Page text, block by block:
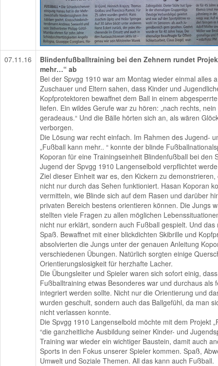
07.11.16
Blindenfußballtraining bei den Zehnern rundet
mehr…“ ab
Bei der Spvgg 1910 war am Montag wieder einmal alles
Zuschauer und Eltern sahen, dass Kinder und
Kopfprotektoren bewaffnet dem Ball in einem
liefen. Ein wildes Gerufe war zu hören: „nach rechts,
geradeaus.“ Und die Bälle hörten sich an, als wären
verborgen.
Die Lösung war recht einfach. Im Rahmen des Jugend-
„Fußball kann mehr.. “ konnte der blinde
Koporan für eine Trainingseinheit Blindenfußball bei den
Jugend der Spvgg 1910 Langenselbold verpflichtet
Ziel dieser Einheit war es, den Kickern zu
nicht nur durch das Sehen funktioniert. Hasan Koporan
vermitteln, wie Blinde sich auf dem Rasen und darüber
privaten Bereich bestens orientieren können. Die Jungs
stellten viele Fragen zu allen möglichen
nicht nur erklärt, sondern auch Fußball gespielt. Und das
Spaß. Bewaffnet mit einer blickdichten Skibrille und
absolvierten die Jungs unter der genauen Anleitung
verschiedenen Übungen. Natürlich sorgten einige
Orientierungslosigkeit für herzhafte Lacher.
Die Übungsleiter und Spieler waren sich sofort einig,
Fußballtraining etwas Besonderes war und durchaus als
integriert werden sollte. Nicht nur die Orientierung und
wurden geschult, sondern auch das Ballgefühl, da man
nicht verlassen konnte.
Die Spvgg 1910 Langenselbold möchte mit dem Projekt
“die ganzheitliche Ausbildung seiner Kinder- und
Training war wieder ein wichtiger Baustein, damit auch
Sports in den Fokus unserer Spieler kommen. Spaß,
Umwelt und Soziale Themen. All das kann auch Fußball.